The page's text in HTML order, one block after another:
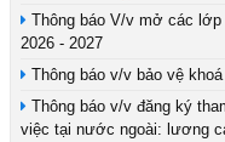
Thông báo V/v mở các
2026 - 2027
Thông báo v/v bảo vệ
Thông báo v/v đăng ký
việc tại nước ngoài: lương